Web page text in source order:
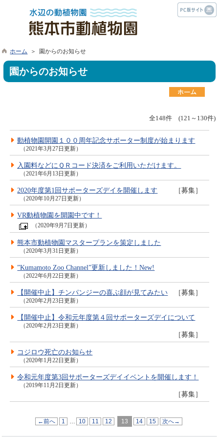
ホーム ＞ 園からのお知らせ
園からのお知らせ
全148件 (121～130件)
動植物園開園１００周年記念サポーター制度が始まります
（2021年3月27日更新）
入園料などにＱＲコード決済をご利用いただけます。
（2021年6月13日更新）
2020年度第1回サポーターズデイを開催します
（2020年10月27日更新）
［募集］
VR動植物園を開園中です！
（2020年9月7日更新）
熊本市動植物園マスタープランを策定しました
（2020年3月31日更新）
”Kumamoto Zoo Channel”更新しました！New!
（2022年6月22日更新）
【開催中止】チンパンジーの喜ぶ顔が見てみたい
（2020年2月23日更新）
［募集］
【開催中止】令和元年度第４回サポーターズデイについて
（2020年2月23日更新）
［募集］
コジロウ死亡のお知らせ
（2020年1月22日更新）
令和元年度第3回サポーターズデイイベントを開催します！
（2019年11月2日更新）
［募集］
←前へ 1 10 11 12 13 14 15 次へ→